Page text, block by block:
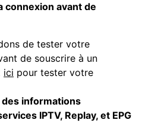
connexion avant de
de tester votre
de souscrire à un
ici pour tester votre
informations
IPTV, Replay, et EPG